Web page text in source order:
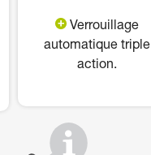
Verrouillage
automatique triple
action.